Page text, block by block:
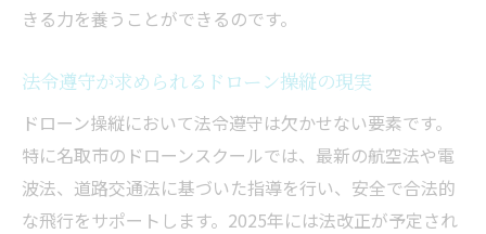
きる力を養うことができるのです。
法令遵守が求められるドローン操縦の現実
ドローン操縦において法令遵守は欠かせない要素です。
特に名取市のドローンスクールでは、最新の航空法や電
波法、道路交通法に基づいた指導を行い、安全で合法的
な飛行をサポートします。2025年には法改正が予定され